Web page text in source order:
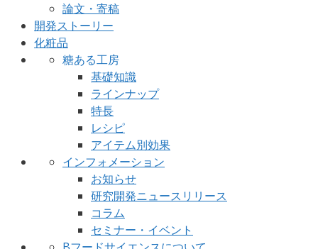
論文・寄稿
開発ストーリー
化粧品
糖ある工房
基礎知識
ラインナップ
特長
レシピ
アイテム別効果
インフォメーション
お知らせ
研究開発ニュースリリース
コラム
セミナー・イベント